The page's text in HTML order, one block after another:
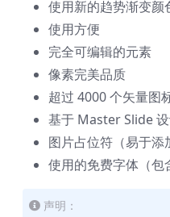
使用新的趋势渐变颜
使用方便
完全可编辑的元素
像素完美品质
超过 4000 个矢量图
基于 Master Slide 设
图片占位符（易于添
使用的免费字体（包
声明：